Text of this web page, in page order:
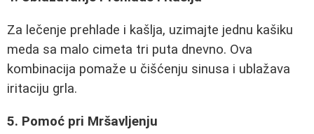
Za lečenje prehlade i kašlja, uzimajte jednu kašiku
meda sa malo cimeta tri puta dnevno. Ova
kombinacija pomaže u čišćenju sinusa i ublažava
iritaciju grla.
5. Pomoć pri Mršavljenju